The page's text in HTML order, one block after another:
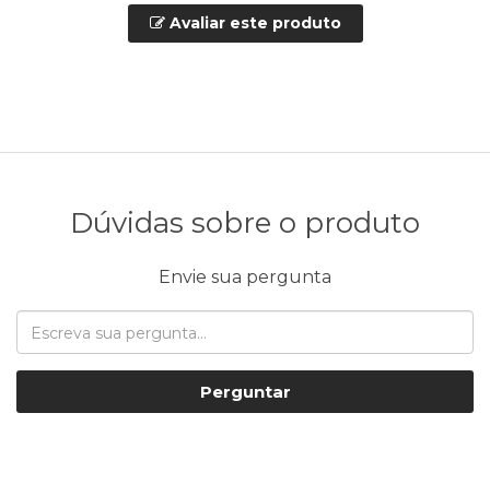
Avaliar este produto
Dúvidas sobre o produto
Envie sua pergunta
Perguntar